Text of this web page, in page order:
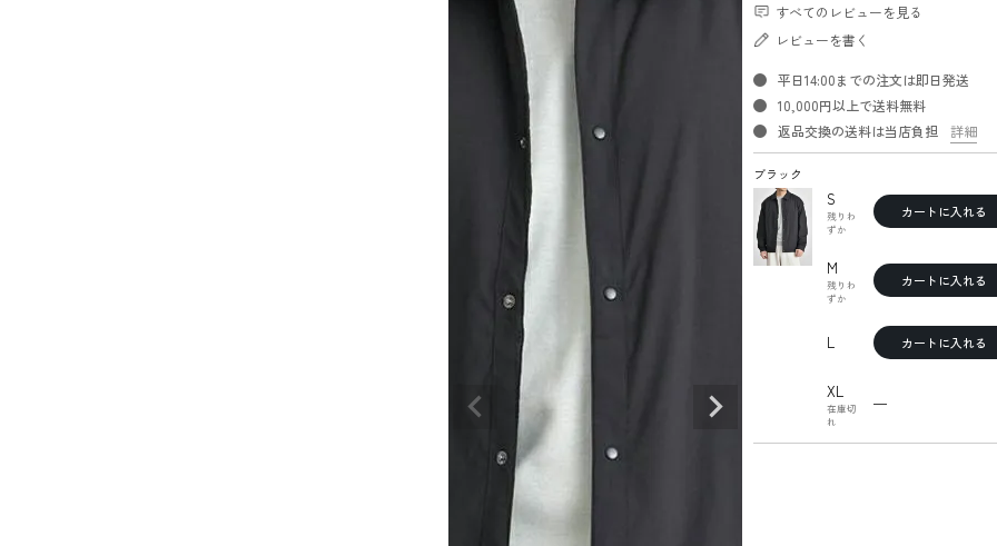
すべてのレビューを見る
レビューを書く
平日14:00までの注文は即日発送
10,000円以上で送料無料
返品交換の送料は当店負担
詳細
ブラック
S
残りわ
ずか
カートに入れる
M
残りわ
ずか
カートに入れる
L カートに入れる
XL
在庫切
れ
—